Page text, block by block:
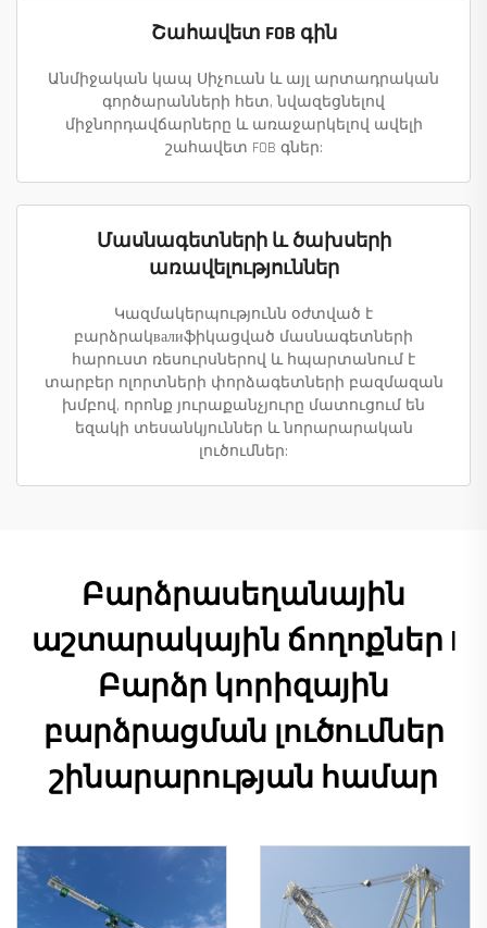
Շահավետ FOB գին
Անմիջական կապ Սիչուան և այլ արտադրական
գործարանների հետ, նվազեցնելով
միջնորդավճարները և առաջարկելով ավելի
շահավետ FOB գներ:
Մասնագետների և ծախսերի
առավելություններ
Կազմակերպությունն օժտված է
բարձրակвалиֆիկացված մասնագետների
հարուստ ռեսուրսներով և հպարտանում է
տարբեր ոլորտների փորձագետների բազմազան
խմբով, որոնք յուրաքանչյուրը մատուցում են
եզակի տեսանկյուններ և նորարարական
լուծումներ:
Բարձրասեղանային
աշտարակային ճողոքներ |
Բարձր կորիզային
բարձրացման լուծումներ
շինարարության համար